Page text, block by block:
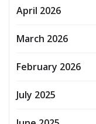
April 2026
March 2026
February 2026
July 2025